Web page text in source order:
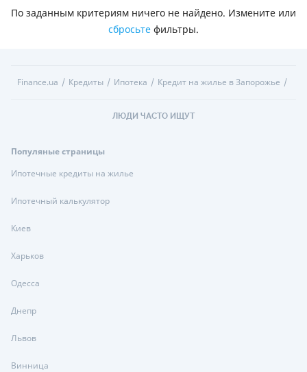
По заданным критериям ничего не найдено. Измените или
сбросьте фильтры.
Finance.ua Кредиты Ипотека Кредит на жилье в Запорожье
ЛЮДИ ЧАСТО ИЩУТ
Популяные страницы
Ипотечные кредиты на жилье
Ипотечный калькулятор
Киев
Харьков
Одесса
Днепр
Львов
Винница